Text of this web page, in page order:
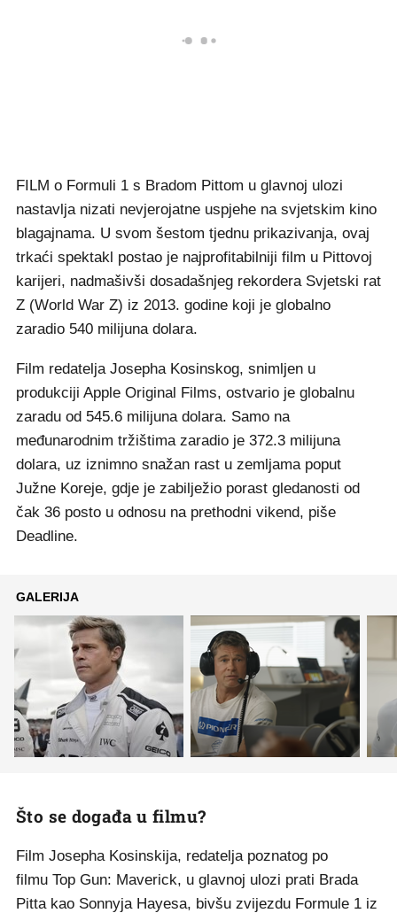
FILM o Formuli 1 s Bradom Pittom u glavnoj ulozi
nastavlja nizati nevjerojatne uspjehe na svjetskim kino
blagajnama. U svom šestom tjednu prikazivanja, ovaj
trkaći spektakl postao je najprofitabilniji film u Pittovoj
karijeri, nadmašivši dosadašnjeg rekordera Svjetski rat
Z (World War Z) iz 2013. godine koji je globalno
zaradio 540 milijuna dolara.
Film redatelja Josepha Kosinskog, snimljen u
produkciji Apple Original Films, ostvario je globalnu
zaradu od 545.6 milijuna dolara. Samo na
međunarodnim tržištima zaradio je 372.3 milijuna
dolara, uz iznimno snažan rast u zemljama poput
Južne Koreje, gdje je zabilježio porast gledanosti od
čak 36 posto u odnosu na prethodni vikend, piše
Deadline.
GALERIJA
Što se događa u filmu?
Film Josepha Kosinskija, redatelja poznatog po
filmu Top Gun: Maverick, u glavnoj ulozi prati Brada
Pitta kao Sonnyja Hayesa, bivšu zvijezdu Formule 1 iz